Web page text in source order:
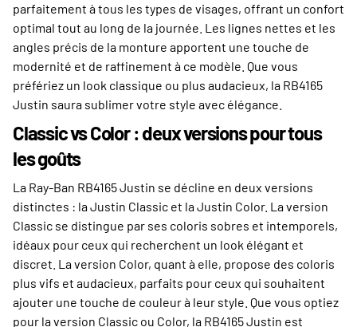
parfaitement à tous les types de visages, offrant un confort
optimal tout au long de la journée. Les lignes nettes et les
angles précis de la monture apportent une touche de
modernité et de raffinement à ce modèle. Que vous
préfériez un look classique ou plus audacieux, la RB4165
Justin saura sublimer votre style avec élégance.
Classic vs Color : deux versions pour tous
les goûts
La Ray-Ban RB4165 Justin se décline en deux versions
distinctes : la Justin Classic et la Justin Color. La version
Classic se distingue par ses coloris sobres et intemporels,
idéaux pour ceux qui recherchent un look élégant et
discret. La version Color, quant à elle, propose des coloris
plus vifs et audacieux, parfaits pour ceux qui souhaitent
ajouter une touche de couleur à leur style. Que vous optiez
pour la version Classic ou Color, la RB4165 Justin est